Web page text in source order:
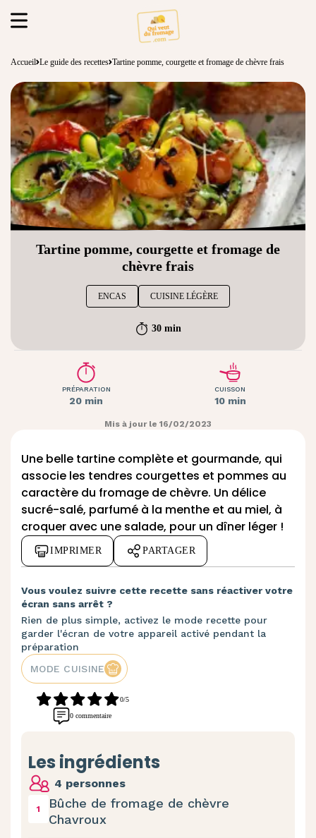
Accueil Le guide des recettes Tartine pomme, courgette et fromage de chèvre frais
Tartine pomme, courgette et fromage de
chèvre frais
ENCAS CUISINE LÉGÈRE
30 min
PRÉPARATION
20 min
CUISSON
10 min
Mis à jour le 16/02/2023
Une belle tartine complète et gourmande, qui
associe les tendres courgettes et pommes au
caractère du fromage de chèvre. Un délice
sucré-salé, parfumé à la menthe et au miel, à
croquer avec une salade, pour un dîner léger !
IMPRIMER PARTAGER
Vous voulez suivre cette recette sans réactiver votre
écran sans arrêt ?
Rien de plus simple, activez le mode recette pour
garder l'écran de votre appareil activé pendant la
préparation
MODE CUISINE
0/5
0 commentaire
Les ingrédients
4 personnes
1
Bûche de fromage de chèvre
Chavroux